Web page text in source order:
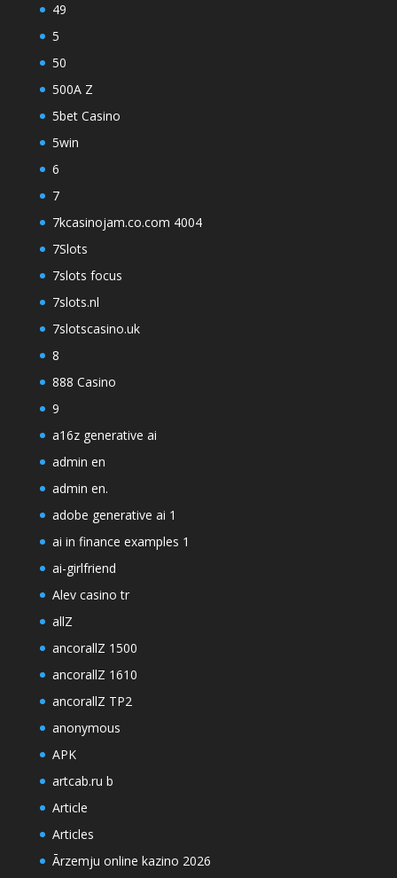
49
5
50
500A Z
5bet Casino
5win
6
7
7kcasinojam.co.com 4004
7Slots
7slots focus
7slots.nl
7slotscasino.uk
8
888 Casino
9
a16z generative ai
admin en
admin en.
adobe generative ai 1
ai in finance examples 1
ai-girlfriend
Alev casino tr
allZ
ancorallZ 1500
ancorallZ 1610
ancorallZ TP2
anonymous
APK
artcab.ru b
Article
Articles
Ārzemju online kazino 2026